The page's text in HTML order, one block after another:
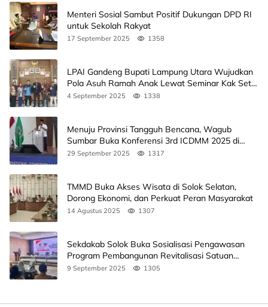
Menteri Sosial Sambut Positif Dukungan DPD RI
untuk Sekolah Rakyat
17 September 2025 1358
LPAI Gandeng Bupati Lampung Utara Wujudkan
Pola Asuh Ramah Anak Lewat Seminar Kak Seto,
Ini Jadwalnya
4 September 2025 1338
Menuju Provinsi Tangguh Bencana, Wagub
Sumbar Buka Konferensi 3rd ICDMM 2025 di
Unand
29 September 2025 1317
TMMD Buka Akses Wisata di Solok Selatan,
Dorong Ekonomi, dan Perkuat Peran Masyarakat
14 Agustus 2025 1307
Sekdakab Solok Buka Sosialisasi Pengawasan
Program Pembangunan Revitalisasi Satuan
Pendidikan
9 September 2025 1305